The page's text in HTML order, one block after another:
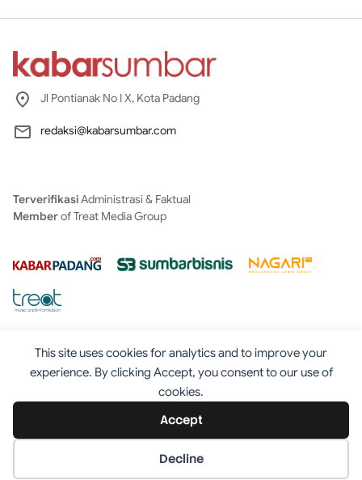
This site uses cookies for analytics and to improve your
experience. By clicking Accept, you consent to our use of
cookies.
Accept
Decline
Jl Pontianak No I X, Kota Padang
redaksi@kabarsumbar.com
TerverifikasiAdministrasi & Faktual
Memberof Treat Media Group
Tentang Redaksi Kontak Disclaimer
Iklan